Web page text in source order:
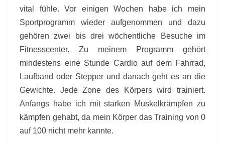
vital fühle. Vor einigen Wochen habe ich mein
Sportprogramm wieder aufgenommen und dazu
gehören zwei bis drei wöchentliche Besuche im
Fitnesscenter. Zu meinem Programm gehört
mindestens eine Stunde Cardio auf dem Fahrrad,
Laufband oder Stepper und danach geht es an die
Gewichte. Jede Zone des Körpers wird trainiert.
Anfangs habe ich mit starken Muskelkrämpfen zu
kämpfen gehabt, da mein Körper das Training von 0
auf 100 nicht mehr kannte.